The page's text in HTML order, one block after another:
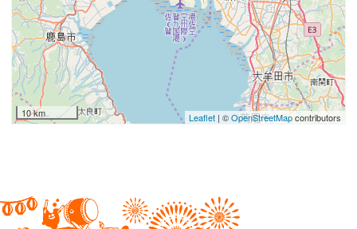
10 km Leaflet| ©OpenStreetMapcontributors